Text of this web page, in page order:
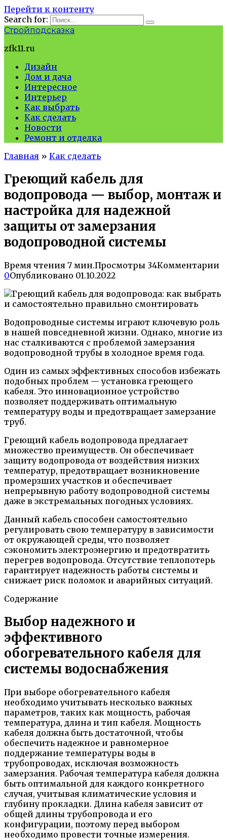
Перейти к контенту
Search for:
Стройподсказка
zfk11.ru
Дизайн
Дом и дача
Интересное
Интерьер
Как выбрать
Как сделать
Новости
Ремонт и отделка
Главная » Как сделать
Греющий кабель для
водопровода — выбор, монтаж и
настройка для надежной
защиты от замерзания
водопроводной системы
Время чтения 7 мин.Просмотры 34Комментарии
0Опубликовано 01.10.2022
Водопроводные системы играют ключевую роль
в нашей повседневной жизни. Однако, многие из
нас сталкиваются с проблемой замерзания
водопроводной трубы в холодное время года.
Один из самых эффективных способов избежать
подобных проблем — установка греющего
кабеля. Это инновационное устройство
позволяет поддерживать оптимальную
температуру воды и предотвращает замерзание
труб.
Греющий кабель водопровода предлагает
множество преимуществ. Он обеспечивает
защиту водопровода от воздействия низких
температур, предотвращает возникновение
промерзших участков и обеспечивает
непрерывную работу водопроводной системы
даже в экстремальных погодных условиях.
Данный кабель способен самостоятельно
регулировать свою температуру в зависимости
от окружающей среды, что позволяет
сэкономить электроэнергию и предотвратить
перегрев водопровода. Отсутствие теплопотерь
гарантирует надежность работы системы и
снижает риск поломок и аварийных ситуаций.
Содержание
Выбор надежного и
эффективного
обогревательного кабеля для
системы водоснабжения
При выборе обогревательного кабеля
необходимо учитывать несколько важных
параметров, таких как мощность, рабочая
температура, длина и тип кабеля. Мощность
кабеля должна быть достаточной, чтобы
обеспечить надежное и равномерное
поддержание температуры воды в
трубопроводах, исключая возможность
замерзания. Рабочая температура кабеля должна
быть оптимальной для каждого конкретного
случая, учитывая климатические условия и
глубину прокладки. Длина кабеля зависит от
общей длины трубопровода и его
конфигурации, поэтому перед выбором
необходимо провести точные измерения.